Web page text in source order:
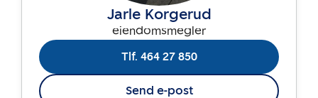
Jarle Korgerud
eiendomsmegler
Tlf. 464 27 850
Send e-post